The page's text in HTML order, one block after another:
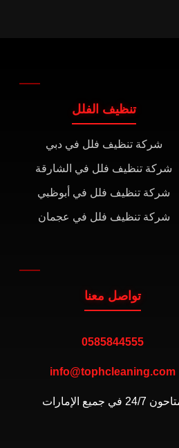
تنظيف الفلل
شركة تنظيف فلل في دبي
شركة تنظيف فلل في الشارقة
شركة تنظيف فلل في أبوظبي
شركة تنظيف فلل في عجمان
تواصل معنا
0585844555
info@tophcleaning.com
24/7 في جميع الإمارات